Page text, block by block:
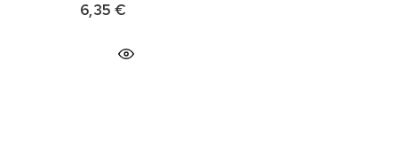
6,35€